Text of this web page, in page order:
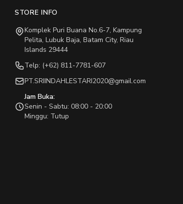
STORE INFO
Komplek Puri Buana No.6-7, Kampung
Pelita, Lubuk Baja, Batam City, Riau
Islands 29444
Telp: (+62) 811-7781-607
PT.SRIINDAHLESTARI2020@gmail.com
Jam Buka:
Senin - Sabtu: 08:00 - 20:00
Minggu: Tutup